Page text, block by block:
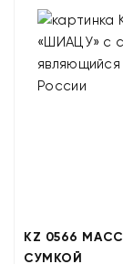
KZ 0566
СУМКОЙ